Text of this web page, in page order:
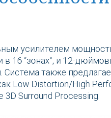
усилителем
16 “зонах”, и ​​12-
Система также
Low Distortion/High
3D Surround Processing.